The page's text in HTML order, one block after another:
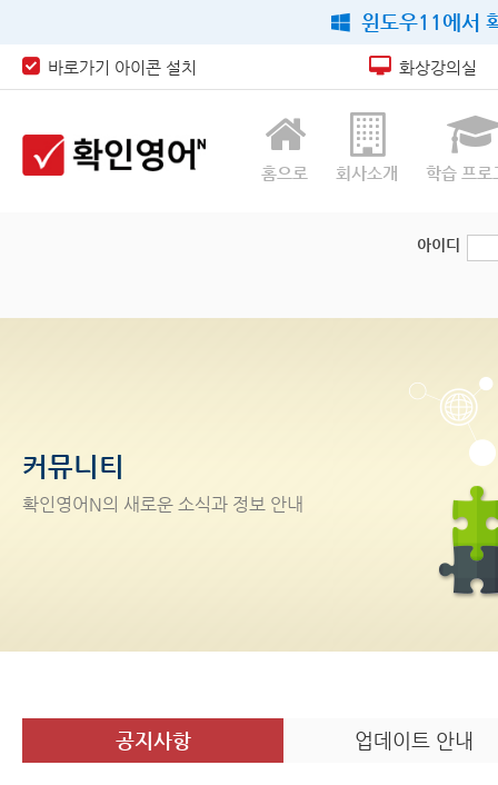
윈도우11에서
바로가기 아이콘 설치 화상강의실
홈으로 회사소개 학습 프로
아이디
커뮤니티
확인영어 N의 새로운 소식과 정보 안내
공지사항 업데이트 안내